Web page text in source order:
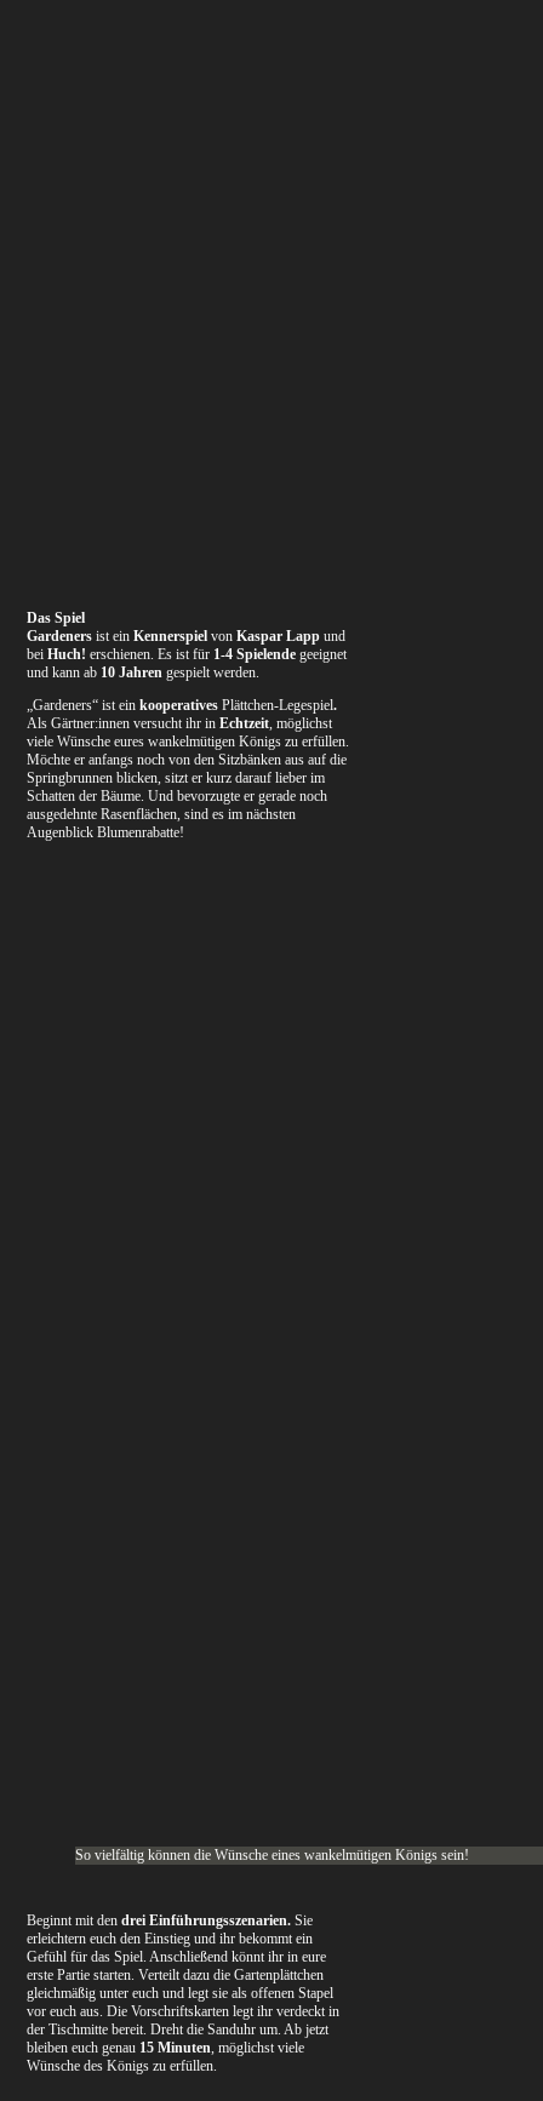
Das Spiel
Gardeners ist einKennerspielvonKaspar Lapp und
beiHuch! erschienen. Es ist für 1-4 Spielende geeignet
und kann ab 10 Jahren gespielt werden.
„Gardeners“ ist einkooperatives Plättchen-Legespiel.
Als Gärtner:innen versucht ihr inEchtzeit, möglichst
viele Wünsche eures wankelmütigen Königs zu erfüllen.
Möchte er anfangs noch von den Sitzbänken aus auf die
Springbrunnen blicken, sitzt er kurz darauf lieber im
Schatten der Bäume. Und bevorzugte er gerade noch
ausgedehnte Rasenflächen, sind es im nächsten
Augenblick Blumenrabatte!
So vielfältig können die Wünsche eines wankelmütigen Königs sein!
Beginnt mit dendrei Einführungsszenarien. Sie
erleichtern euch den Einstieg und ihr bekommt ein
Gefühl für das Spiel. Anschließend könnt ihr in eure
erste Partie starten. Verteilt dazu die Gartenplättchen
gleichmäßig unter euch und legt sie als offenen Stapel
vor euch aus. Die Vorschriftskarten legt ihr verdeckt in
der Tischmitte bereit. Dreht die Sanduhr um. Ab jetzt
bleiben euch genau 15 Minuten, möglichst viele
Wünsche des Königs zu erfüllen.